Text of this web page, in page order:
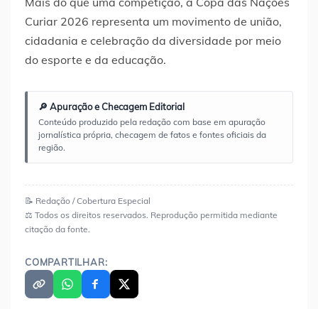
Curiar 2026 representa um movimento de união,
cidadania e celebração da diversidade por meio
do esporte e da educação.
🔎 Apuração e Checagem Editorial
Conteúdo produzido pela redação com base em apuração
jornalística própria, checagem de fatos e fontes oficiais da
região.
📝 Redação / Cobertura Especial
⚖️ Todos os direitos reservados. Reprodução permitida mediante
citação da fonte.
COMPARTILHAR: